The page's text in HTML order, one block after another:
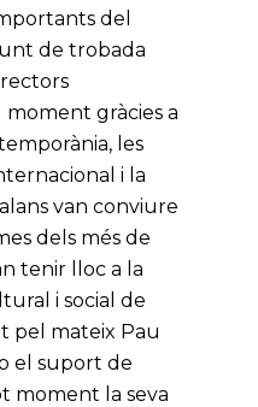
del
de trobada
gràcies a
les
i la
van conviure
dels més de
tenir lloc a la
i social de
pel mateix Pau
el suport de
moment la seva